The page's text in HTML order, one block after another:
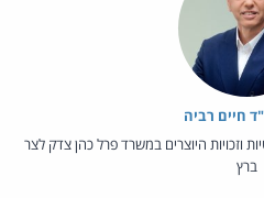
חיים רביה
וזכויות היוצרים במשרד פרל כהן צדק לצר
ברץ